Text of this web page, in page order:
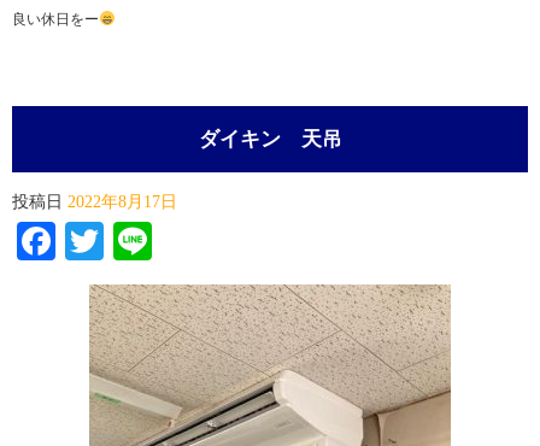
良い休日をー
ダイキン 天吊
投稿日 2022年8月17日
Facebook
Twitter